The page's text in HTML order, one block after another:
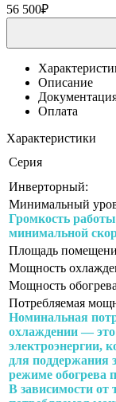
56 500₽
Описание
Оплата
Характеристики
Серия
Инверторный:
Минимальный
Громкость
минимальной
Площадь
Мощность
Мощность
Потребляемая
Номинальная
охлаждении — это
электроэнергии,
для поддержания
режиме обогрева
В зависимости